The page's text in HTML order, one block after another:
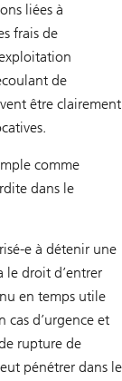
liées à
frais de
de
être clairement
comme
dans le
e à détenir une
le droit d’entrer
en temps utile
cas d’urgence et
rupture de
pénétrer dans le